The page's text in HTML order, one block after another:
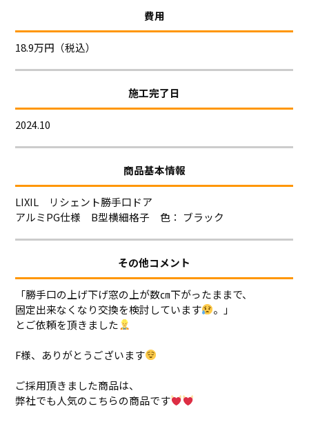
費用
18.9万円（税込）
施工完了日
2024.10
商品基本情報
LIXIL リシェント勝手口ドア
アルミPG仕様 B型横細格子 色： ブラック
その他コメント
「勝手口の上げ下げ窓の上が数㎝下がったままで、
固定出来なくなり交換を検討しています
。」
とご依頼を頂きました
F様、ありがとうございます
ご採用頂きました商品は、
弊社でも人気のこちらの商品です